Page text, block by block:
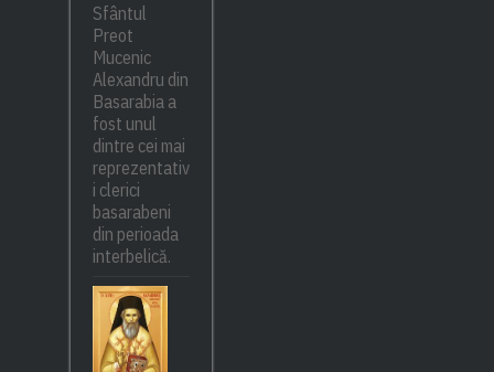
Sfântul
Preot
Mucenic
Alexandru din
Basarabia a
fost unul
dintre cei mai
reprezentativ
i clerici
basarabeni
din perioada
interbelică.